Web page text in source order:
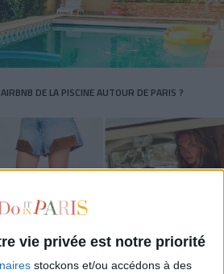
vie privée est notre priorité
stockons et/ou accédons à des
DE LA PISCINE AUTOUR DE PARIS ?